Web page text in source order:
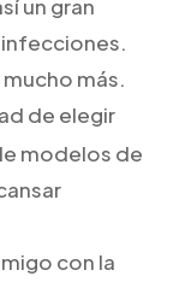
un gran
más.
de elegir
modelos de
con la